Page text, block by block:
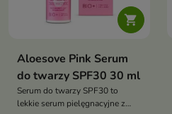

Aloesove Pink Serum
do twarzy SPF30 30 ml
Serum do twarzy SPF30 to
lekkie serum pielęgnacyjne z